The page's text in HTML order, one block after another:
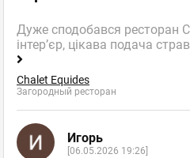
Дуже сподобався ресторан
інтер’єр, цікава подача
Chalet Equides
Загородный ресторан
Игорь
[06.05.2026 19:26]